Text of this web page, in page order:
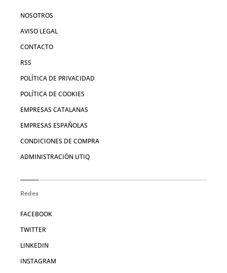
NOSOTROS
AVISO LEGAL
CONTACTO
RSS
POLÍTICA DE PRIVACIDAD
POLÍTICA DE COOKIES
EMPRESAS CATALANAS
EMPRESAS ESPAÑOLAS
CONDICIONES DE COMPRA
ADMINISTRACIÓN UTIQ
Redes
FACEBOOK
TWITTER
LINKEDIN
INSTAGRAM